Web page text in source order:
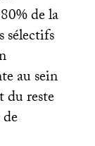
de la
sélectifs
au sein
du reste